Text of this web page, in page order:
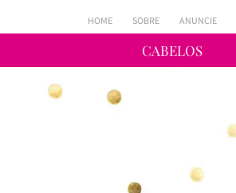
CABELOS
HOME SOBRE ANUNCIE